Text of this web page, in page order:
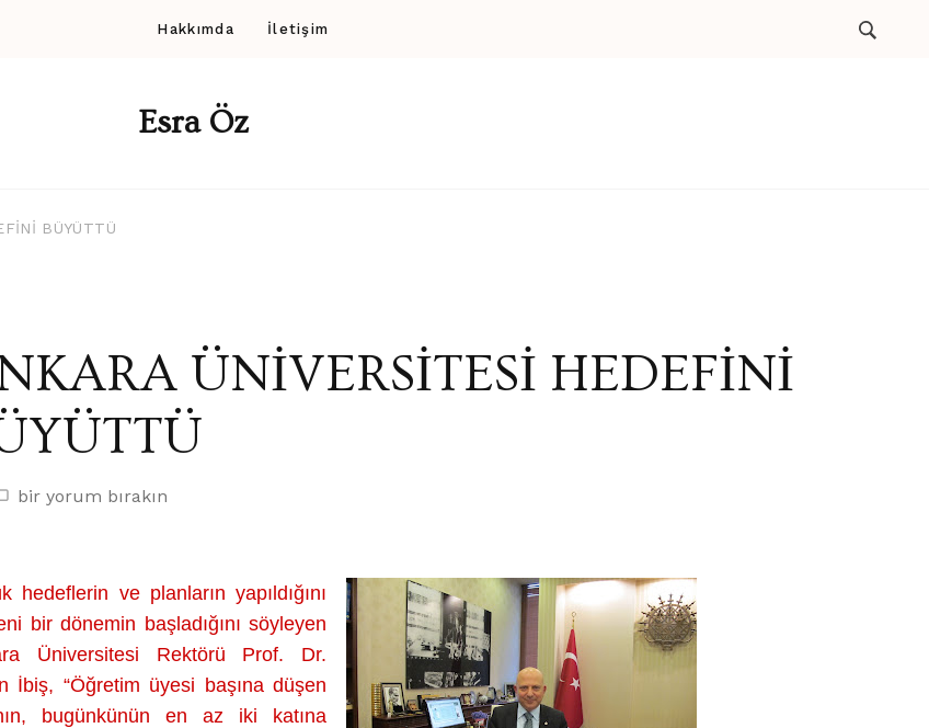
Hakkımda İletişim
Esra Öz
BÜYÜTTÜ
ÜNİVERSİTESİ HEDEFİNİ
ANKARA
üzerine
bir yorum bırakın
hedeflerin ve planların yapıldığını
bir dönemin başladığını söyleyen
Üniversitesi Rektörü Prof. Dr.
İbiş, “Öğretim üyesi başına düşen
bugünkünün en az iki katına